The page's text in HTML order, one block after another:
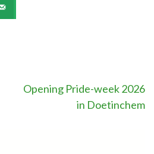
Opening Pride-week 2026
in Doetinchem